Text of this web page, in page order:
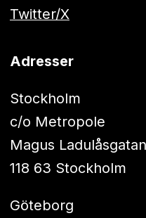
Twitter/X
Adresser
Stockholm
c/o Metropole
Magus
118 63 Stockholm
Göteborg